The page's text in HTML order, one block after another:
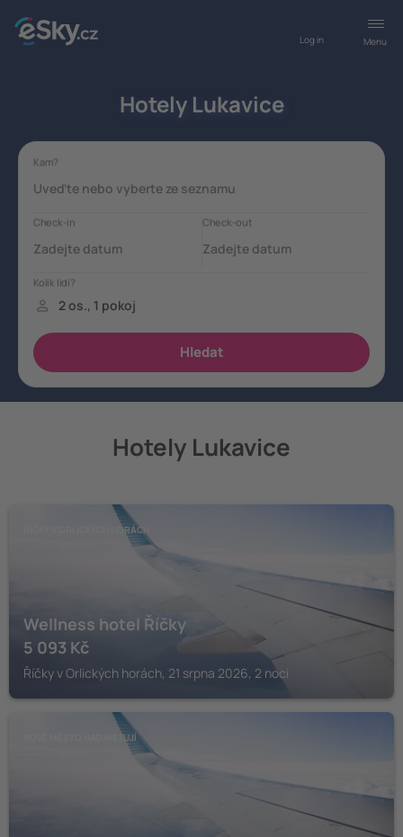
Menu
Log in
Hotely Lukavice
Hotely Lukavice
ŘÍČKY V ORLICKÝCH HORÁCH
Wellness hotel Říčky
5 093 Kč
Říčky v Orlických horách, 21 srpna 2026, 2 noci
NOVÉ MĚSTO NAD METUJÍ